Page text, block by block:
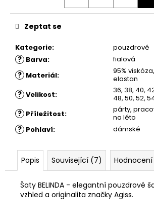
Kategorie: pouzdrové
? Barva: fialová
? Materiál:
95%
elastan
? Velikost:
36, 38, 40,
48, 50, 52,
? Příležitost:
párty,
na léto
? Pohlaví: dámské
Zeptat se
Popis Související (7) Hodnocení
Šaty BELINDA - elegantní pouzdrové
vzhled a originalita značky Agiss.
e
ŠATY
SOFIA
KOŠILOVÉ
ŠATY
780
Kč